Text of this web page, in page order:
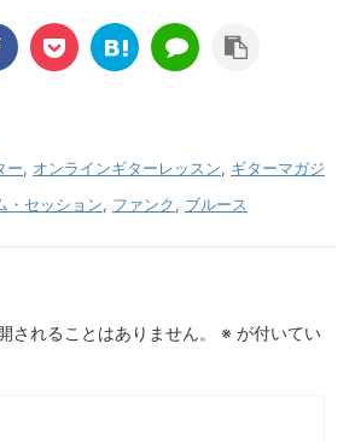
ー, オンラインギターレッスン, ギターマガジ
・セッション, ファンク, ブルース
されることはありません。 ※ が付いてい